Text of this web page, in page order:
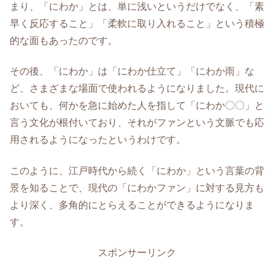
まり、「にわか」とは、単に浅いというだけでなく、「素
早く反応すること」「柔軟に取り入れること」という積極
的な面もあったのです。
その後、「にわか」は「にわか仕立て」「にわか雨」な
ど、さまざまな場面で使われるようになりました。現代に
おいても、何かを急に始めた人を指して「にわか〇〇」と
言う文化が根付いており、それがファンという文脈でも応
用されるようになったというわけです。
このように、江戸時代から続く「にわか」という言葉の背
景を知ることで、現代の「にわかファン」に対する見方も
より深く、多角的にとらえることができるようになりま
す。
スポンサーリンク